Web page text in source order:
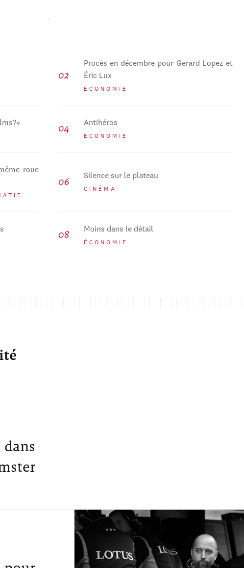
Procès en décembre pour Gerard Lopez et
Éric Lux
ÉCONOMIE
Antihéros
ÉCONOMIE
roue
Silence sur le plateau
CINÉMA
Moins dans le détail
ÉCONOMIE